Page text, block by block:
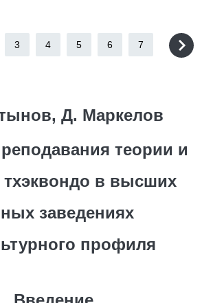
3 4 5 6 7
Д. Маркелов
теории и
тхэквондо в высших
заведениях
профиля